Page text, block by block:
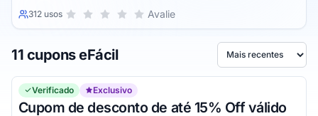
produtos nos mais variados segmentos. Ela também está
compra de produtos de supermercado, itens para bebês,
construção e segurança, smartphone e telefonia,
eletroportáteis, informática, agrovet, papelaria,
eletrodomésticos e bebidas alcoólicas.
312 usosSua nota para eFácil, de 1 a 5 estrelas
5 estrelas
4 estrelas
3 estrelas
2 estrelas
1 estrela Avalie
11 cupons eFácil Ordenar por
Verificado Exclusivo
Cupom de desconto de até 15% Off válido